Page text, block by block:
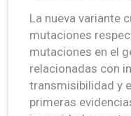
La nueva variante
mutaciones
mutaciones en el
relacionadas con
transmisibilidad y
primeras